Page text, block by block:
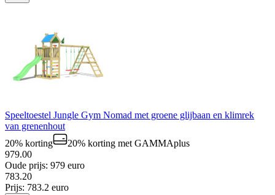
Speeltoestel Jungle Gym Nomad met groene glijbaan en klimrek
van grenenhout
20% korting
20% korting met GAMMAplus
979.00
Oude prijs: 979 euro
783.20
Prijs: 783.2 euro